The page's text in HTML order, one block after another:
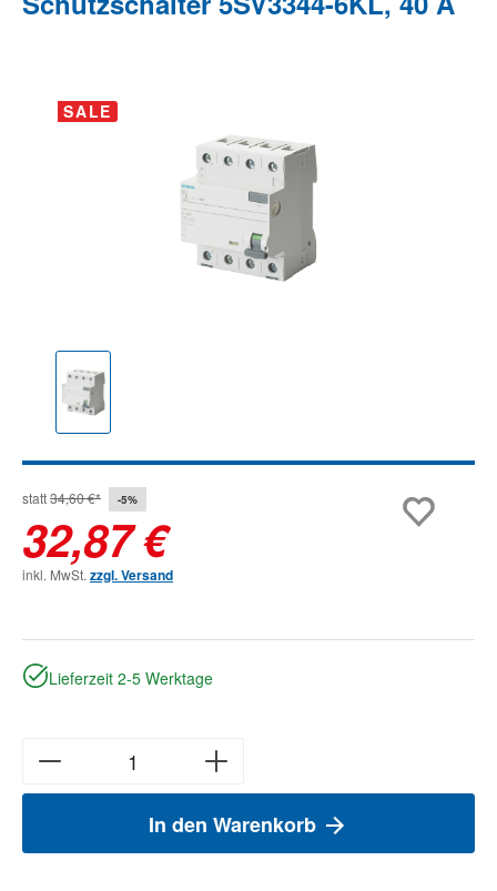
Bildergalerie überspringen
SALE
statt34,60 €* -5%
32,87 €
inkl. MwSt. zzgl. Versand
Lieferzeit 2-5 Werktage
In den Warenkorb